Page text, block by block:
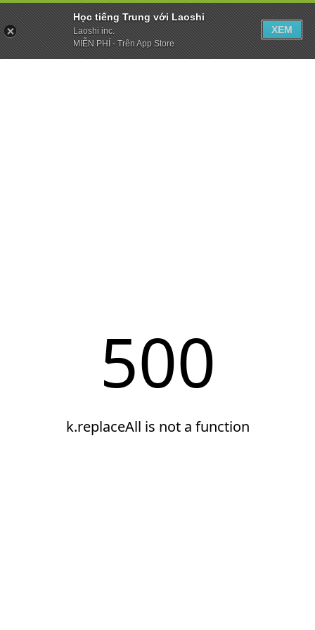
Học tiếng Trung với Laoshi
Laoshi inc.
MIỄN PHÍ - Trên App Store
XEM
500
k.replaceAll is not a function